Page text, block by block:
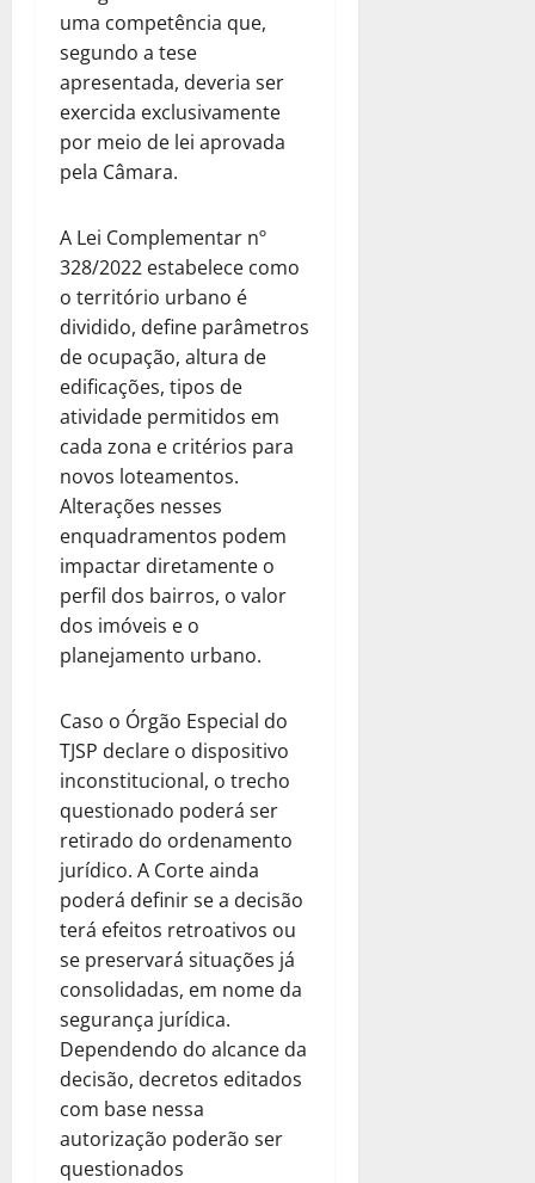
uma competência que,
segundo a tese
apresentada, deveria ser
exercida exclusivamente
por meio de lei aprovada
pela Câmara.
A Lei Complementar nº
328/2022 estabelece como
o território urbano é
dividido, define parâmetros
de ocupação, altura de
edificações, tipos de
atividade permitidos em
cada zona e critérios para
novos loteamentos.
Alterações nesses
enquadramentos podem
impactar diretamente o
perfil dos bairros, o valor
dos imóveis e o
planejamento urbano.
Caso o Órgão Especial do
TJSP declare o dispositivo
inconstitucional, o trecho
questionado poderá ser
retirado do ordenamento
jurídico. A Corte ainda
poderá definir se a decisão
terá efeitos retroativos ou
se preservará situações já
consolidadas, em nome da
segurança jurídica.
Dependendo do alcance da
decisão, decretos editados
com base nessa
autorização poderão ser
questionados